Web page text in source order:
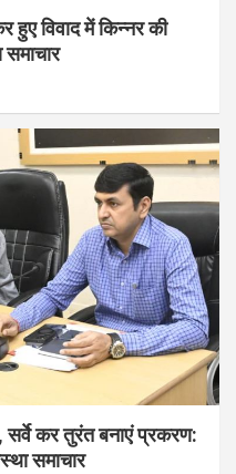
विवाद में किन्नर की
सर्वे कर तुरंत बनाएं प्रकरण:
समाचार